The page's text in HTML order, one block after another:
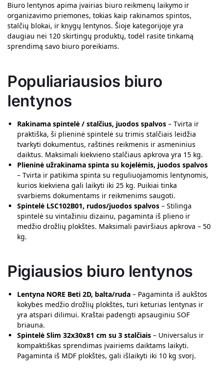
Biuro lentynos apima įvairias biuro reikmenų laikymo ir
organizavimo priemones, tokias kaip rakinamos spintos,
stalčių blokai, ir knygų lentynos. Šioje kategorijoje yra
daugiau nei 120 skirtingų produktų, todėl rasite tinkamą
sprendimą savo biuro poreikiams.
Populiariausios biuro
lentynos
Rakinama spintelė / stalčius, juodos spalvos – Tvirta ir
praktiška, ši plieninė spintelė su trimis stalčiais leidžia
tvarkyti dokumentus, raštinės reikmenis ir asmeninius
daiktus. Maksimali kiekvieno stalčiaus apkrova yra 15 kg.
Plieninė užrakinama spinta su kojelėmis, juodos spalvos
– Tvirta ir patikima spinta su reguliuojamomis lentynomis,
kurios kiekviena gali laikyti iki 25 kg. Puikiai tinka
svarbiems dokumentams ir reikmenims saugoti.
Spintelė LSC102B01, rudos/juodos spalvos – Stilinga
spintelė su vintažiniu dizainu, pagaminta iš plieno ir
medžio drožlių plokštės. Maksimali paviršiaus apkrova – 50
kg.
Pigiausios biuro lentynos
Lentyna NORE Beti 2D, balta/ruda – Pagaminta iš aukštos
kokybės medžio drožlių plokštės, turi keturias lentynas ir
yra atspari dilimui. Kraštai padengti apsauginiu SOF
briauna.
Spintelė Slim 32x30x81 cm su 3 stalčiais – Universalus ir
kompaktiškas sprendimas įvairiems daiktams laikyti.
Pagaminta iš MDF plokštės, gali išlaikyti iki 10 kg svorį.